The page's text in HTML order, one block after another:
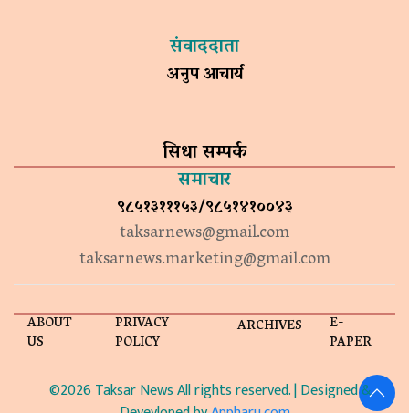
संवाददाता
अनुप आचार्य
सिधा सम्पर्क
समाचार
९८५१३१११५३/९८५१४१००४३
taksarnews@gmail.com
taksarnews.marketing@gmail.com
ABOUT
US
PRIVACY
POLICY
ARCHIVES E-
PAPER
©2026 Taksar News All rights reserved. | Designed &